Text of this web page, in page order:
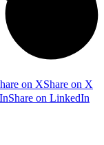
on XShare on X
Share on LinkedIn